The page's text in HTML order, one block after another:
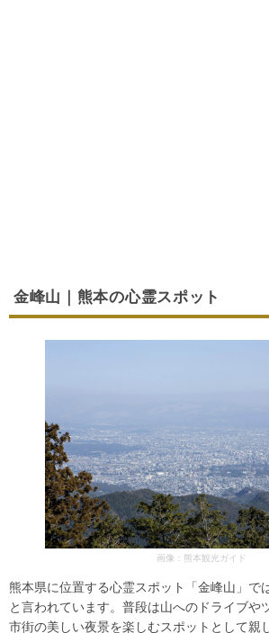
金峰山｜熊本の心霊スポット
画像：熊本観光ガイド
熊本県に位置する心霊スポット「金峰山」で
と言われています。普段は山へのドライブや
市街の美しい夜景を楽しむスポットとして親